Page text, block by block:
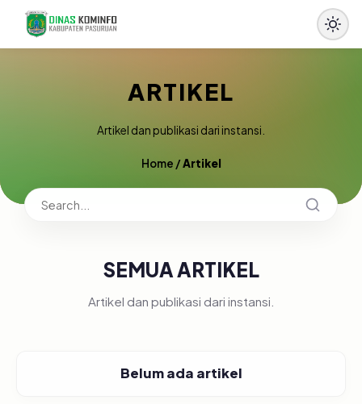
ARTIKEL
Artikel dan publikasi dari instansi.
Home /Artikel
SEMUA ARTIKEL
Artikel dan publikasi dari instansi.
Belum ada artikel